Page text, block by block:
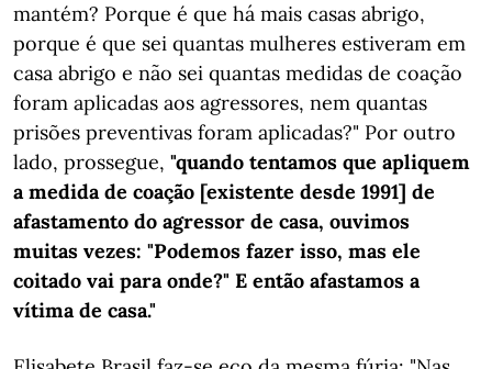
mantém? Porque é que há mais casas abrigo,
porque é que sei quantas mulheres estiveram em
casa abrigo e não sei quantas medidas de coação
foram aplicadas aos agressores, nem quantas
prisões preventivas foram aplicadas?" Por outro
lado, prossegue, "quando tentamos que apliquem
a medida de coação [existente desde 1991] de
afastamento do agressor de casa, ouvimos
muitas vezes: "Podemos fazer isso, mas ele
coitado vai para onde?" E então afastamos a
vítima de casa."